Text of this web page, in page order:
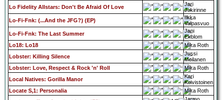
Lo Fidelity Allstars: Don't Be Afraid Of Love
Jari
Jokirinne
Lo-Fi-Fnk: (...And the JFG?) (EP)
Ilkka
Valpasvuo
Lo-Fi-Fnk: The Last Summer
Jani
Ekblom
Lo18: Lo18
Mika Roth
Lobster: Killing Silence
Jussi
Moilanen
Lobster: Love, Respect & Rock 'n' Roll
Mika Roth
Local Natives: Gorilla Manor
Kari
Koivistoinen
Locate S,1: Personalia
Mika Roth